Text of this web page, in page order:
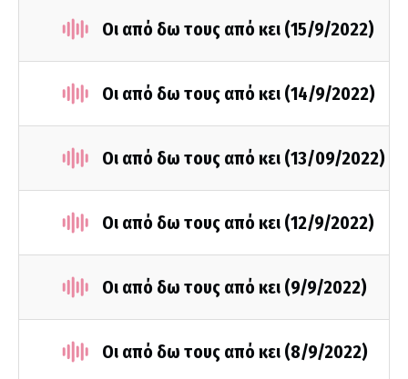
Οι από δω τους από κει (15/9/2022)
Οι από δω τους από κει (14/9/2022)
Οι από δω τους από κει (13/09/2022)
Οι από δω τους από κει (12/9/2022)
Οι από δω τους από κει (9/9/2022)
Οι από δω τους από κει (8/9/2022)